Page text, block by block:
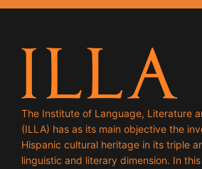
The Institute of Language, Literature
(ILLA) has as its main objective the
Hispanic cultural heritage in its triple
linguistic and literary dimension. In